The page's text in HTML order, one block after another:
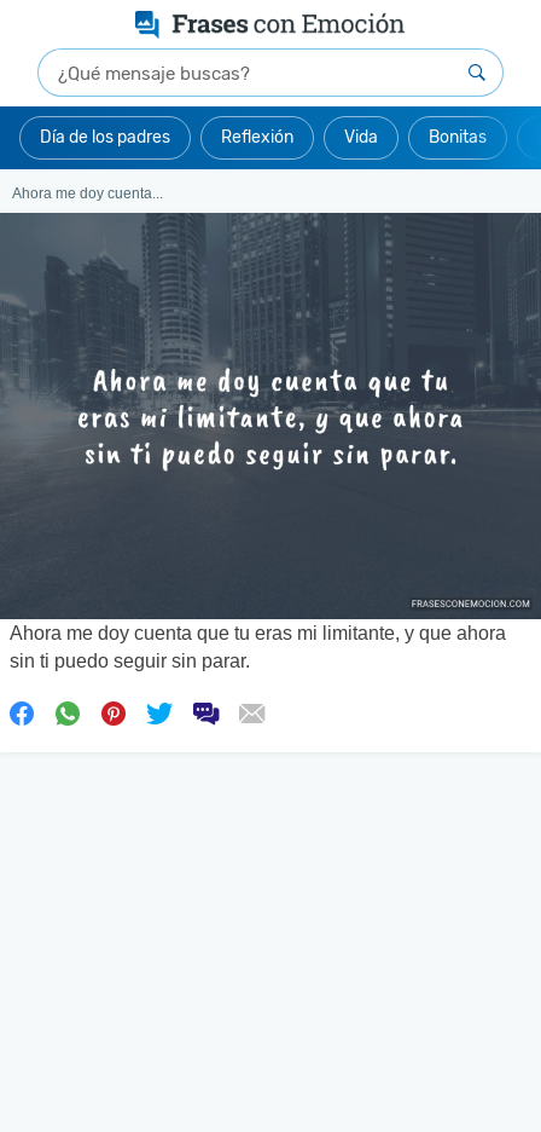
Día de los padres Reflexión Vida Bonitas
Ahora me doy cuenta...
Ahora me doy cuenta que tu eras mi limitante, y que ahora
sin ti puedo seguir sin parar.